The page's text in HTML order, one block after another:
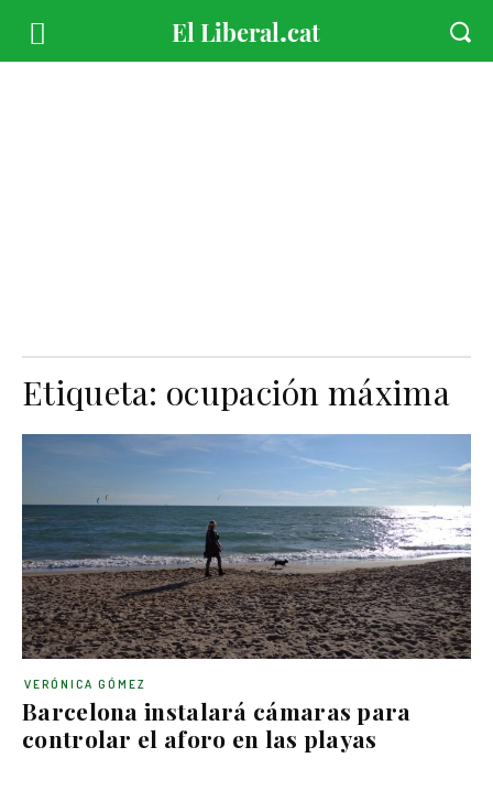
Etiqueta: ocupación máxima
Barcelona instalará cámaras para
controlar el aforo en las playas
VERÓNICA GÓMEZ